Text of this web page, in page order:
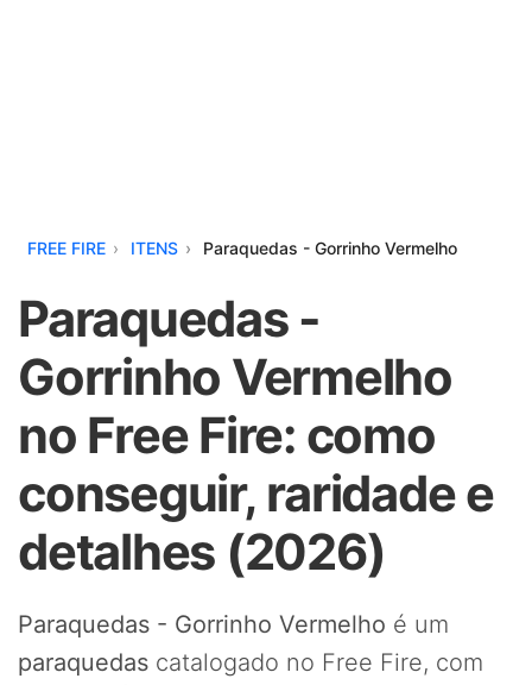
FREE FIRE ITENS Paraquedas - Gorrinho Vermelho
Paraquedas -
Gorrinho Vermelho
no Free Fire: como
conseguir, raridade e
detalhes (2026)
Paraquedas - Gorrinho Vermelho é um
paraquedas catalogado no Free Fire, com